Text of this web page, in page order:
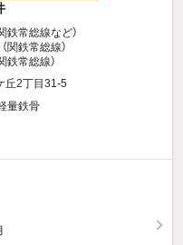
鉄常総線など）
関鉄常総線）
鉄常総線）
丘2丁目31-5
量鉄骨